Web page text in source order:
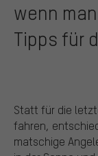
wenn
Tipps für
Statt für die
fahren,
matschige